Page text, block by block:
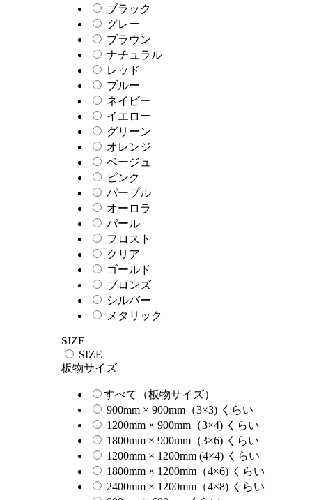
ブラック
グレー
ブラウン
ナチュラル
レッド
ブルー
ネイビー
イエロー
グリーン
オレンジ
ベージュ
ピンク
パープル
オーロラ
パール
フロスト
クリア
ゴールド
ブロンズ
シルバー
メタリック
SIZE
SIZE
板物サイズ
すべて（板物サイズ）
900mm × 900mm（3×3) くらい
1200mm × 900mm（3×4) くらい
1800mm × 900mm（3×6) くらい
1200mm × 1200mm (4×4) くらい
1800mm × 1200mm（4×6) くらい
2400mm × 1200mm（4×8) くらい